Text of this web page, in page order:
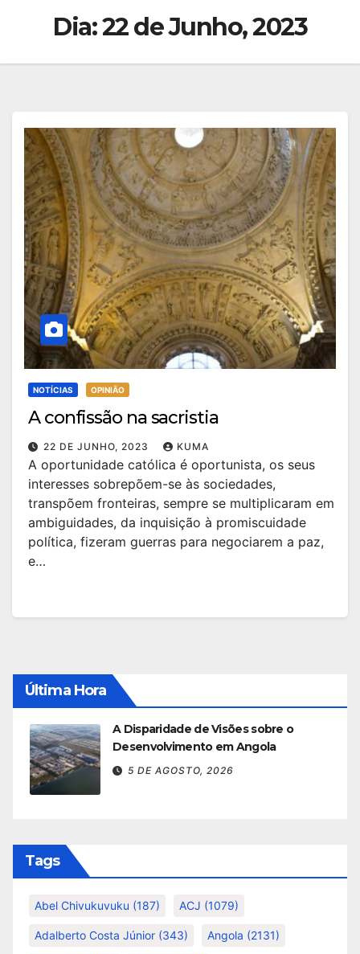
Dia:22 de Junho, 2023
NOTÍCIAS OPINIÃO
A confissão na sacristia
22 DE JUNHO, 2023 KUMA
A oportunidade católica é oportunista, os seus
interesses sobrepõem-se às sociedades,
transpõem fronteiras, sempre se multiplicaram em
ambiguidades, da inquisição à promiscuidade
política, fizeram guerras para negociarem a paz,
e…
Última Hora
A Disparidade de Visões sobre o
Desenvolvimento em Angola
5 DE AGOSTO, 2026
Tags
Abel Chivukuvuku (187) ACJ (1079)
Adalberto Costa Júnior (343) Angola (2131)